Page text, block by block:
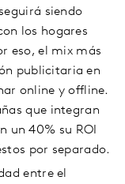
siendo
los hogares
eso, el mix más
publicitaria en
online y offline.
que integran
un 40% su ROI
por separado.
entre el